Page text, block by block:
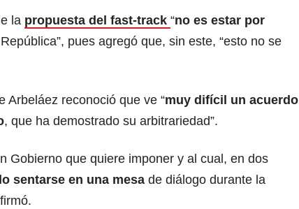
la propuesta del fast-track “no es estar por
pues agregó que, sin este, “esto no se
Arbeláez reconoció que ve “muy difícil un acuerdo
, que ha demostrado su arbitrariedad”.
Gobierno que quiere imponer y al cual, en dos
sentarse en una mesa de diálogo durante la